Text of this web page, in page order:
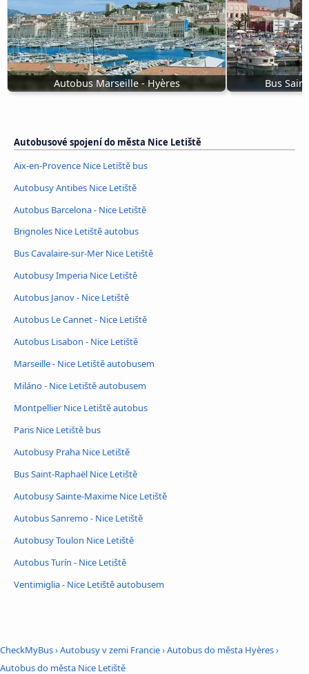
Autobus Marseille - Hyères Bus
Autobusové spojení do města Nice Letiště
Aix-en-Provence Nice Letiště bus
Autobusy Antibes Nice Letiště
Autobus Barcelona - Nice Letiště
Brignoles Nice Letiště autobus
Bus Cavalaire-sur-Mer Nice Letiště
Autobusy Imperia Nice Letiště
Autobus Janov - Nice Letiště
Autobus Le Cannet - Nice Letiště
Autobus Lisabon - Nice Letiště
Marseille - Nice Letiště autobusem
Miláno - Nice Letiště autobusem
Montpellier Nice Letiště autobus
Paris Nice Letiště bus
Autobusy Praha Nice Letiště
Bus Saint-Raphaël Nice Letiště
Autobusy Sainte-Maxime Nice Letiště
Autobus Sanremo - Nice Letiště
Autobusy Toulon Nice Letiště
Autobus Turín - Nice Letiště
Ventimiglia - Nice Letiště autobusem
CheckMyBus›Autobusy v zemi Francie›Autobus do města Hyères›
Autobus do města Nice Letiště